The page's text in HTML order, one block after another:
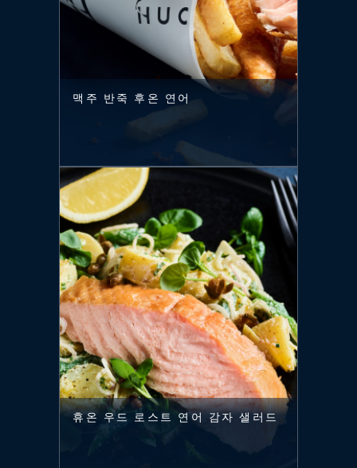
맥주 반죽 후온 연어
휴온 우드 로스트 연어 감자 샐러드